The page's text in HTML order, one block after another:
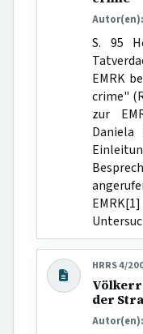
S. 95
EMRK
crime"
zur
Daniela
HRRS 4/
der